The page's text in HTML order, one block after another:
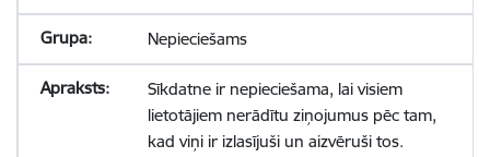
Nepieciešams
Sīkdatne ir nepieciešama, lai visiem
lietotājiem nerādītu ziņojumus pēc tam,
kad viņi ir izlasījuši un aizvēruši tos.